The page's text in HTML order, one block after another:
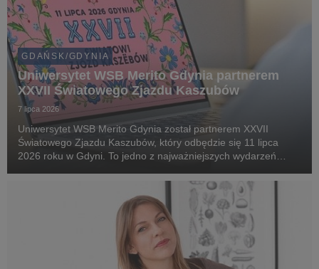
GDAŃSK/GDYNIA
Uniwersytet WSB Merito Gdynia partnerem
XXVII Światowego Zjazdu Kaszubów
7 lipca 2026
Uniwersytet WSB Merito Gdynia został partnerem XXVII
Światowego Zjazdu Kaszubów, który odbędzie się 11 lipca
2026 roku w Gdyni. To jedno z najważniejszych wydarzeń
mieszkańców regionu oraz gości z kraju i zagranicy wokół ...